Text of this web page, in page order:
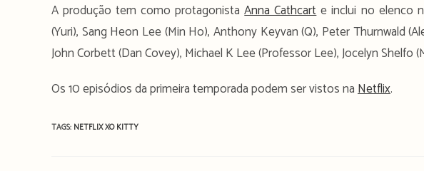
A produção tem como protagonistaAnna Cathcarte inclui no elenco
(Yuri), Sang Heon Lee (Min Ho), Anthony Keyvan (Q), Peter Thurnwald
John Corbett (Dan Covey), Michael K Lee (Professor Lee), Jocelyn Shelfo
Os 10 episódios da primeira temporada podem ser vistos naNetflix.
TAGS: NETFLIXXO KITTY